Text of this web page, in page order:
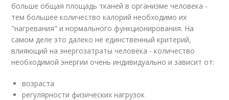
больше общая площадь тканей в организме человека -
тем большее количество калорий необходимо их
"нагревания" и нормального функционирования. На
самом деле это далеко не единственный критерий,
влияющий на энергозатраты человека - количество
необходимой энергии очень индивидуально и зависит от:
возраста
регулярности физических нагрузок